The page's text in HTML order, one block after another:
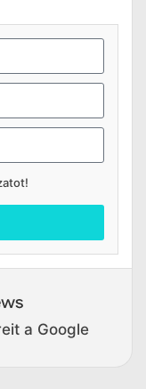
!
a Google